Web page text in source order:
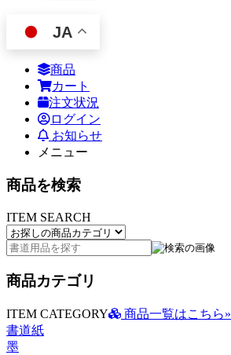
JA
商品
カート
注文状況
ログイン
お知らせ
メニュー
商品を検索
ITEM SEARCH
商品カテゴリ
ITEM CATEGORY
商品一覧はこちら»
書道紙
墨